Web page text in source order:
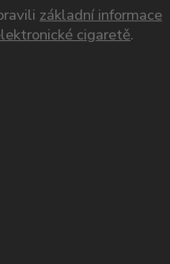
základní informace
cigaretě.